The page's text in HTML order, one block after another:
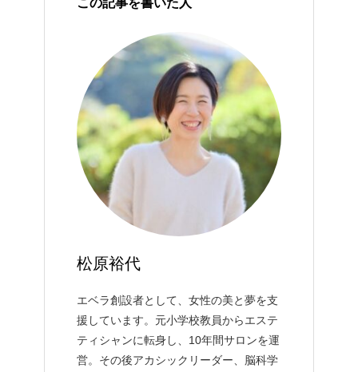
松原裕代
エベラ創設者として、女性の美と夢を支
援しています。元小学校教員からエステ
ティシャンに転身し、10年間サロンを運
営。その後アカシックリーダー、脳科学